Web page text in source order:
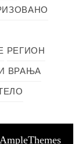
РЕГИОН
ВРАЊА